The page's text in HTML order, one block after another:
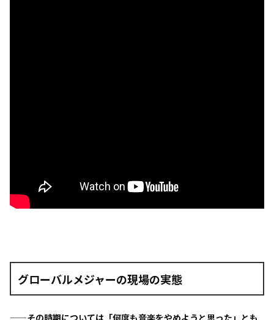
グローバルメジャーの現場の実態
——その時期については「何度も音楽をやめようと思った」とも